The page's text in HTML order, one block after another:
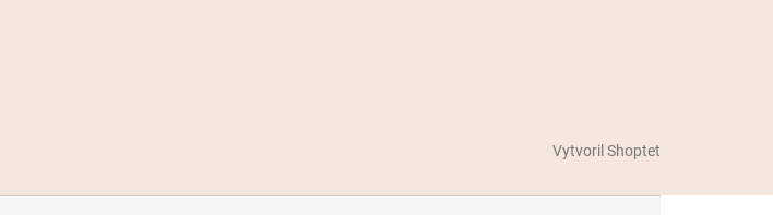
Vytvoril Shoptet